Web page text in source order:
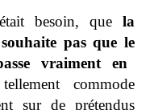
besoin, que la
pas que le
vraiment en
commode
sur de prétendus